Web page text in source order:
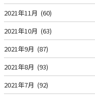
2021年11月 (60)
2021年10月 (63)
2021年9月 (87)
2021年8月 (93)
2021年7月 (92)